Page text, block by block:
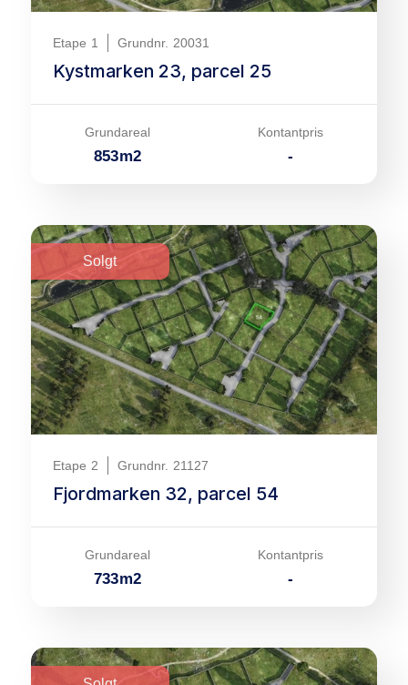
Etape 1 Grundnr. 20031
Kystmarken 23, parcel 25
Grundareal
853m2
Kontantpris
-
Solgt
Etape 2 Grundnr. 21127
Fjordmarken 32, parcel 54
Grundareal
733m2
Kontantpris
-